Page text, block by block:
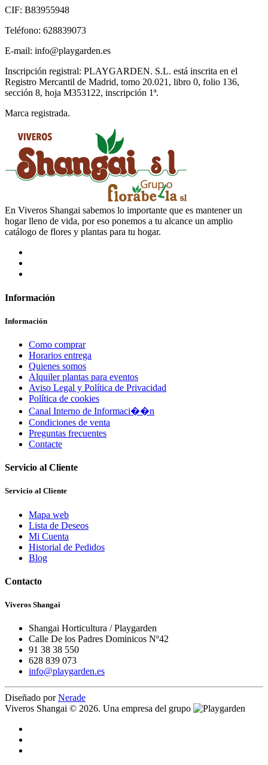
CIF: B83955948
Teléfono: 628839073
E-mail: info@playgarden.es
Inscripción registral: PLAYGARDEN. S.L. está inscrita en el
Registro Mercantil de Madrid, tomo 20.021, libro 0, folio 136,
sección 8, hoja M353122, inscripción 1ª.
Marca registrada.
En Viveros Shangai sabemos lo importante que es mantener un
hogar lleno de vida, por eso ponemos a tu alcance un amplio
catálogo de flores y plantas para tu hogar.
Información
Información
Como comprar
Horarios entrega
Quienes somos
Alquiler plantas para eventos
Aviso Legal y Política de Privacidad
Política de cookies
Canal Interno de Informaci��n
Condiciones de venta
Preguntas frecuentes
Contacte
Servicio al Cliente
Servicio al Cliente
Mapa web
Lista de Deseos
Mi Cuenta
Historial de Pedidos
Blog
Contacto
Viveros Shangai
Shangai Horticultura / Playgarden
Calle De los Padres Dominicos Nº42
91 38 38 550
628 839 073
info@playgarden.es
Diseñado porNerade
Viveros Shangai © 2026. Una empresa del grupo